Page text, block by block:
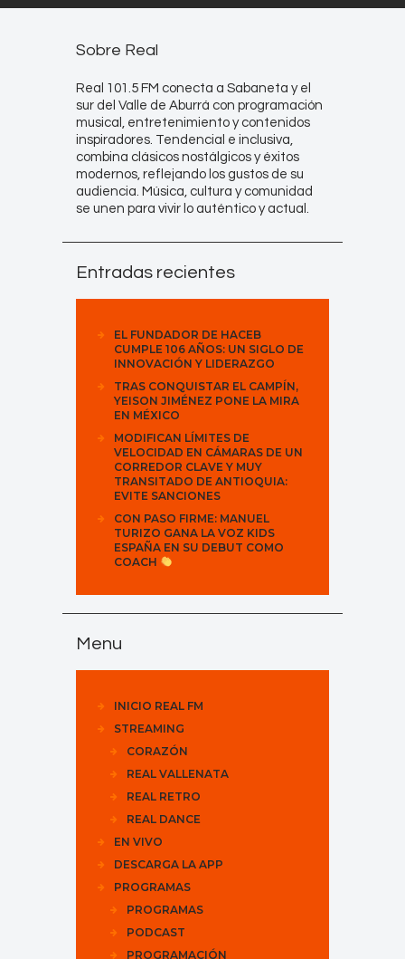
Sobre Real
Real 101.5 FM conecta a Sabaneta y el
sur del Valle de Aburrá con programación
musical, entretenimiento y contenidos
inspiradores. Tendencial e inclusiva,
combina clásicos nostálgicos y éxitos
modernos, reflejando los gustos de su
audiencia. Música, cultura y comunidad
se unen para vivir lo auténtico y actual.
Entradas recientes
EL FUNDADOR DE HACEB
CUMPLE 106 AÑOS: UN SIGLO DE
INNOVACIÓN Y LIDERAZGO
TRAS CONQUISTAR EL CAMPÍN,
YEISON JIMÉNEZ PONE LA MIRA
EN MÉXICO
MODIFICAN LÍMITES DE
VELOCIDAD EN CÁMARAS DE UN
CORREDOR CLAVE Y MUY
TRANSITADO DE ANTIOQUIA:
EVITE SANCIONES
CON PASO FIRME: MANUEL
TURIZO GANA LA VOZ KIDS
ESPAÑA EN SU DEBUT COMO
COACH
Menu
INICIO REAL FM
STREAMING
CORAZÓN
REAL VALLENATA
REAL RETRO
REAL DANCE
EN VIVO
DESCARGA LA APP
PROGRAMAS
PROGRAMAS
PODCAST
PROGRAMACIÓN